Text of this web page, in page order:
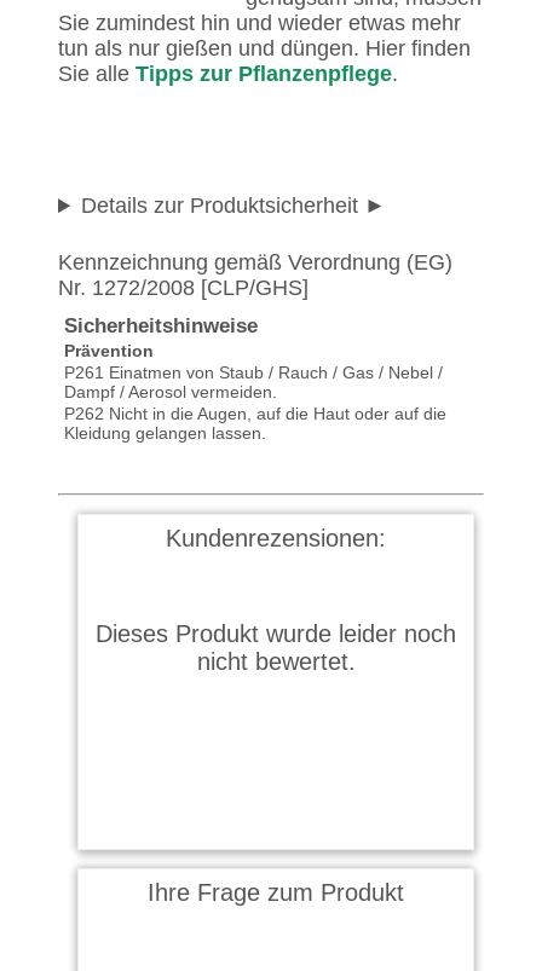
Sie zumindest hin und wieder etwas mehr
tun als nur gießen und düngen. Hier finden
Sie alle Tipps zur Pflanzenpflege.
Details zur Produktsicherheit
Kennzeichnung gemäß Verordnung (EG)
Nr. 1272/2008 [CLP/GHS]
Sicherheitshinweise
Prävention
P261 Einatmen von Staub / Rauch / Gas / Nebel /
Dampf / Aerosol vermeiden.
P262 Nicht in die Augen, auf die Haut oder auf die
Kleidung gelangen lassen.
Kundenrezensionen:
Dieses Produkt wurde leider noch
nicht bewertet.
Ihre Frage zum Produkt